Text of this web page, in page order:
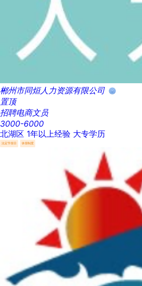
郴州市同烜人力资源有限公司
置顶
招聘电商文员
3000-6000
北湖区 1年以上经验 大专学历
法定节假日 休假制度